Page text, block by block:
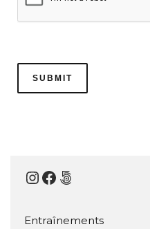
Instagram
Facebook
500px
Entraînements